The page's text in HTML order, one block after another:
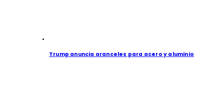
Trump anuncia aranceles para acero y aluminio